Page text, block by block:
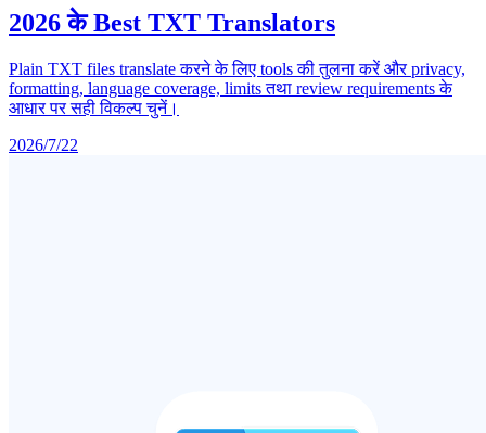
2026 के Best TXT Translators
Plain TXT files translate करने के लिए tools की तुलना करें और privacy,
formatting, language coverage, limits तथा review requirements के
आधार पर सही विकल्प चुनें।
2026/7/22